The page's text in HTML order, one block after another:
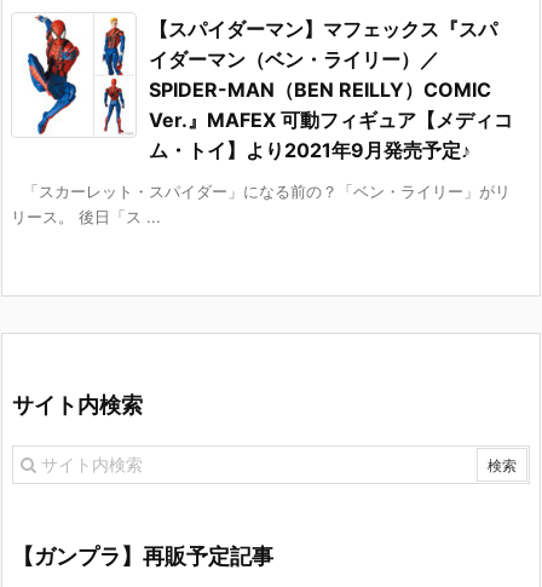
【スパイダーマン】マフェックス『スパ
イダーマン（ベン・ライリー）／
SPIDER-MAN（BEN REILLY）COMIC
Ver.』MAFEX 可動フィギュア【メディコ
ム・トイ】より2021年9月発売予定♪
「スカーレット・スパイダー」になる前の？「ベン・ライリー」がリ
リース。 後日「ス ...
サイト内検索
【ガンプラ】再販予定記事